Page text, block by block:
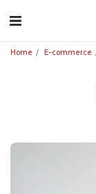
Home E-commerce